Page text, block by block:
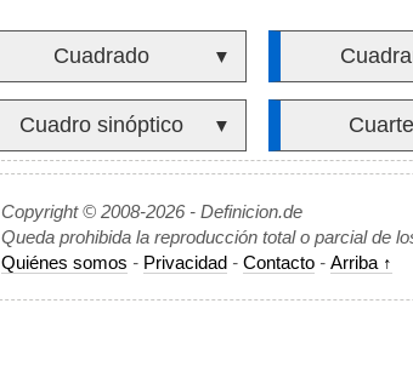
Cuadrado ▼
Cuadro sinóptico ▼
Copyright © 2008-2026 - Definicion.de
Queda prohibida la reproducción total o parcial de
Quiénes somos - Privacidad - Contacto - Arriba ↑